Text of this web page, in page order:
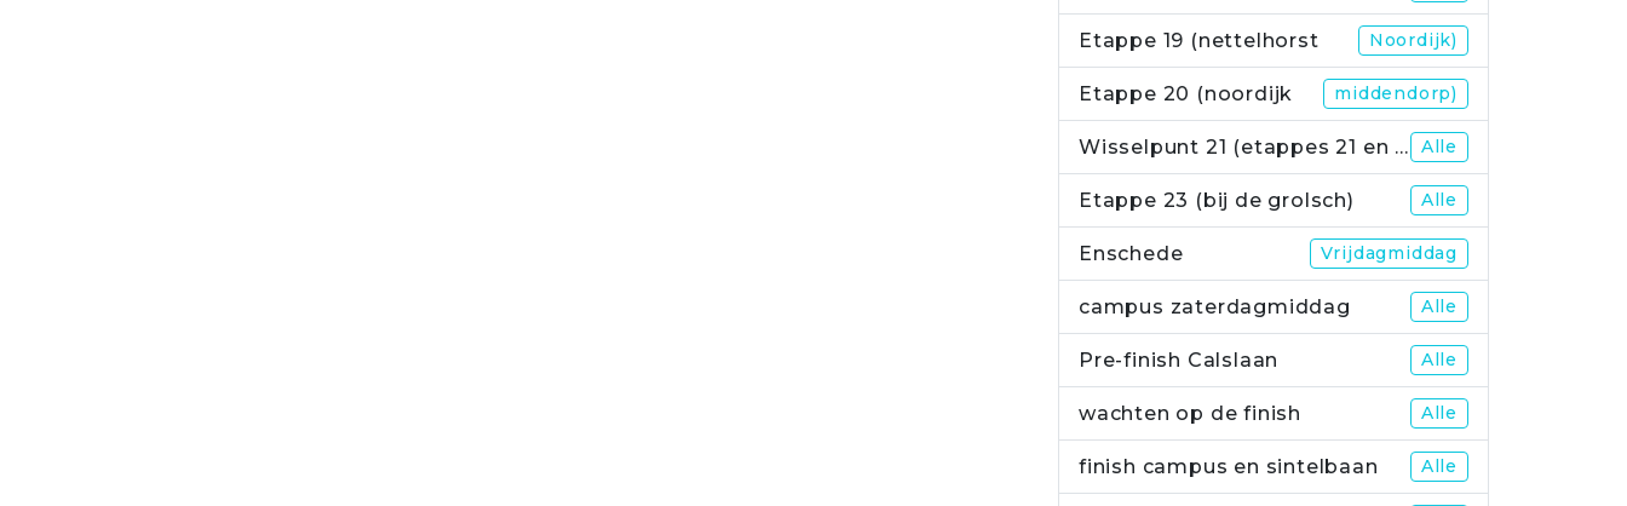
Etappe 19 (nettelhorst Noordijk)
Etappe 20 (noordijk middendorp)
Wisselpunt 21 (etappes 21 en 22) Alle
Etappe 23 (bij de grolsch) Alle
Enschede Vrijdagmiddag
campus zaterdagmiddag Alle
Pre-finish Calslaan Alle
wachten op de finish Alle
finish campus en sintelbaan Alle